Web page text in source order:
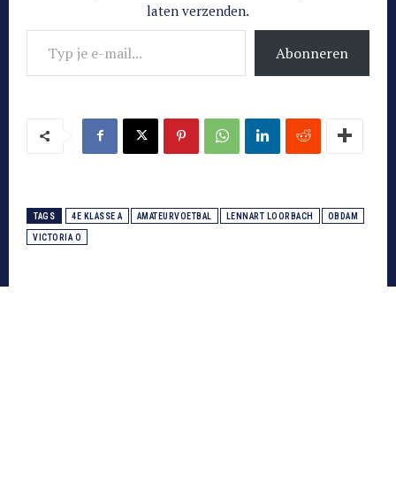
laten verzenden.
Typ je e-mail...
Abonneren
TAGS 4E KLASSE A AMATEURVOETBAL LENNART LOORBACH OBDAM
VICTORIA O